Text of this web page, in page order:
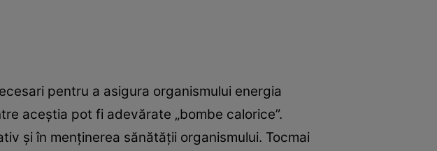
pentru a asigura organismului energia
aceştia pot fi adevărate „bombe calorice”.
şi în menţinerea sănătăţii organismului. Tocmai